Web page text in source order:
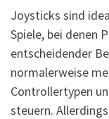
Joysticks sind
Spiele, bei denen
entscheidender
normalerweise
Controllertypen
steuern.